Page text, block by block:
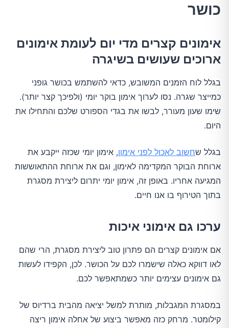
כושר
אימונים קצרים מדי יום לעומת אימונים
ארוכים שעושים בשיגרה
בגלל לוח הזמנים המשובש, כדאי להשתמש בכושר גופני
כמייצר שגרה. נסו לערוך אימון בוקר יומי (ולפיכך קצר יותר).
שימו שעון מעורר, לבשו את בגדי הספורט שלכם והתחילו את
היום.
בגלל שחשוב לאכול לפני אימון, אימון יומי שכזה ייקבע את
ארוחת הבוקר המקדימה לאימון, וגם את ארוחת ההתאוששות
המגיעה אחריו. באופן זה, אימון יומי יתרום ליצירת מסגרת
בתוך הטירוף בו אנו חיים.
ערכו גם אימוני איכות
אם אימונים קצרים הם פתרון טוב ליצירת מסגרת, הרי שהם
לאו דווקא כאלה שישמרו לכם על הכושר. לכן, הקפידו לעשות
גם אימונים עצימים יותר כשמתאפשר לכם.
במסגרת המגבלות, מותרת למשל יציאה מהבית ברדיוס של
קילומטר. מרחק כזה מאפשר ביצוע של אחלה אימון ריצה